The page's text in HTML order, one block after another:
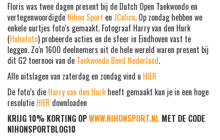
Floris was twee dagen present bij de Dutch Open Taekwondo en
vertegenwoordigde Nihon Sport en JCalicu. Op zondag hebben we
enkele uurtjes foto’s gemaakt. Fotograaf Harry van den Hurk
(Huhafoto) probeerde acties en de sfeer in Eindhoven vast te
leggen. Zo’n 1600 deelnemers uit de hele wereld waren present bij
dit G2 toernooi van de Taekwondo Bond Nederland.
Alle uitslagen van zaterdag en zondag vind u HIER
De foto’s die Harry van den Hurk heeft gemaakt kun je in een hoge
resolutie HIER downloaden
KRIJG 10% KORTING OPWWW.NIHONSPORT.NL MET DE CODE
NIHONSPORTBLOG10